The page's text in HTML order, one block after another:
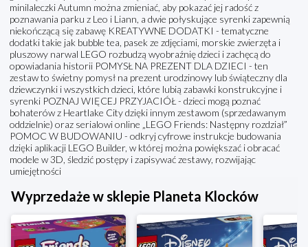
minilaleczki Autumn można zmieniać, aby pokazać jej radość z
poznawania parku z Leo i Liann, a dwie połyskujące syrenki zapewnią
niekończącą się zabawę KREATYWNE DODATKI - tematyczne
dodatki takie jak bubble tea, pasek ze zdjęciami, morskie zwierzęta i
pluszowy narwal LEGO rozbudzą wyobraźnię dzieci i zachęcą do
opowiadania historii POMYSŁ NA PREZENT DLA DZIECI - ten
zestaw to świetny pomysł na prezent urodzinowy lub świąteczny dla
dziewczynki i wszystkich dzieci, które lubią zabawki konstrukcyjne i
syrenki POZNAJ WIĘCEJ PRZYJACIÓŁ - dzieci mogą poznać
bohaterów z Heartlake City dzięki innym zestawom (sprzedawanym
oddzielnie) oraz serialowi online „LEGO Friends: Następny rozdział”
POMOC W BUDOWANIU - odkryj cyfrowe instrukcje budowania
dzięki aplikacji LEGO Builder, w której można powiększać i obracać
modele w 3D, śledzić postępy i zapisywać zestawy, rozwijając
umiejętności
Wyprzedaże w sklepie Planeta Klocków